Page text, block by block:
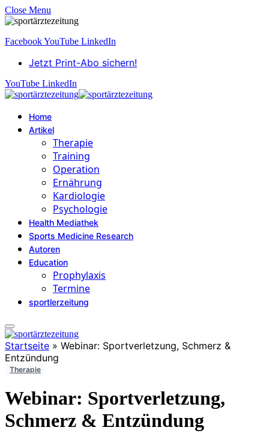
Close Menu
FacebookYouTube LinkedIn
Jetzt Print-Abo sichern!
YouTube LinkedIn
Home
Artikel
Therapie
Training
Operation
Ernährung
Kardiologie
Psychologie
Health Mediathek
Sports Medicine Research
Autoren
Education
Prophylaxis
Termine
sportlerzeitung
Startseite » Webinar: Sportverletzung, Schmerz &
Entzündung
Therapie
Webinar: Sportverletzung,
Schmerz & Entzündung